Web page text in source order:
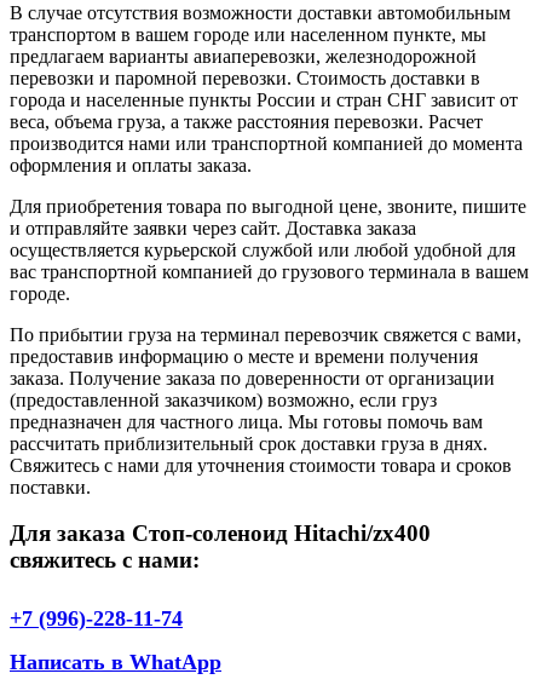
В случае отсутствия возможности доставки автомобильным
транспортом в вашем городе или населенном пункте, мы
предлагаем варианты авиаперевозки, железнодорожной
перевозки и паромной перевозки. Стоимость доставки в
города и населенные пункты России и стран СНГ зависит от
веса, объема груза, а также расстояния перевозки. Расчет
производится нами или транспортной компанией до момента
оформления и оплаты заказа.
Для приобретения товара по выгодной цене, звоните, пишите
и отправляйте заявки через сайт. Доставка заказа
осуществляется курьерской службой или любой удобной для
вас транспортной компанией до грузового терминала в вашем
городе.
По прибытии груза на терминал перевозчик свяжется с вами,
предоставив информацию о месте и времени получения
заказа. Получение заказа по доверенности от организации
(предоставленной заказчиком) возможно, если груз
предназначен для частного лица. Мы готовы помочь вам
рассчитать приблизительный срок доставки груза в днях.
Свяжитесь с нами для уточнения стоимости товара и сроков
поставки.
Для заказа Стоп-соленоид Hitachi/zx400
свяжитесь с нами:
+7 (996)-228-11-74
Написать в WhatApp